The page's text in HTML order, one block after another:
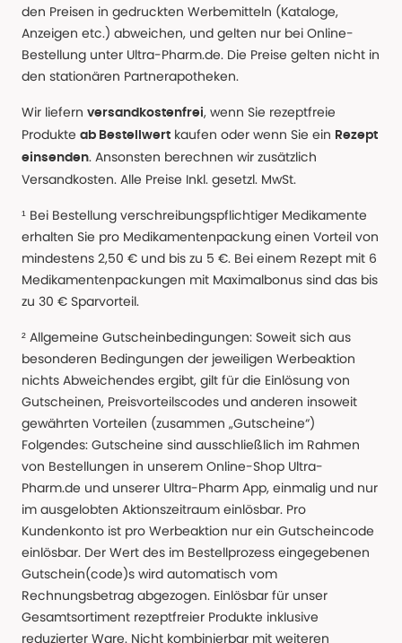
den Preisen in gedruckten Werbemitteln (Kataloge,
Anzeigen etc.) abweichen, und gelten nur bei Online-
Bestellung unter Ultra-Pharm.de. Die Preise gelten nicht in
den stationären Partnerapotheken.
Wir liefern versandkostenfrei, wenn Sie rezeptfreie
Produkte ab Bestellwert kaufen oder wenn Sie ein Rezept
einsenden. Ansonsten berechnen wir zusätzlich
Versandkosten. Alle Preise Inkl. gesetzl. MwSt.
¹ Bei Bestellung verschreibungspflichtiger Medikamente
erhalten Sie pro Medikamentenpackung einen Vorteil von
mindestens 2,50 € und bis zu 5 €. Bei einem Rezept mit 6
Medikamentenpackungen mit Maximalbonus sind das bis
zu 30 € Sparvorteil.
² Allgemeine Gutscheinbedingungen: Soweit sich aus
besonderen Bedingungen der jeweiligen Werbeaktion
nichts Abweichendes ergibt, gilt für die Einlösung von
Gutscheinen, Preisvorteilscodes und anderen insoweit
gewährten Vorteilen (zusammen „Gutscheine“)
Folgendes: Gutscheine sind ausschließlich im Rahmen
von Bestellungen in unserem Online-Shop Ultra-
Pharm.de und unserer Ultra-Pharm App, einmalig und nur
im ausgelobten Aktionszeitraum einlösbar. Pro
Kundenkonto ist pro Werbeaktion nur ein Gutscheincode
einlösbar. Der Wert des im Bestellprozess eingegebenen
Gutschein(code)s wird automatisch vom
Rechnungsbetrag abgezogen. Einlösbar für unser
Gesamtsortiment rezeptfreier Produkte inklusive
reduzierter Ware. Nicht kombinierbar mit weiteren